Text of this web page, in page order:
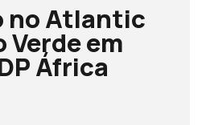
no Atlantic
Verde em
África